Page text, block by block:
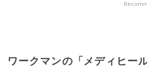
ワークマンの「メディヒー